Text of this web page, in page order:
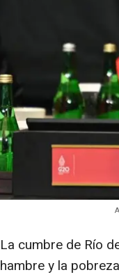
La cumbre de Río
hambre y la pobreza